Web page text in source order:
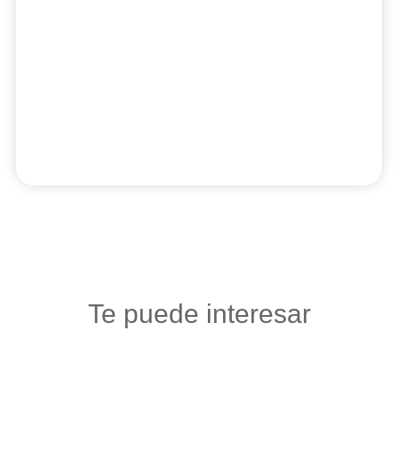
Te puede interesar